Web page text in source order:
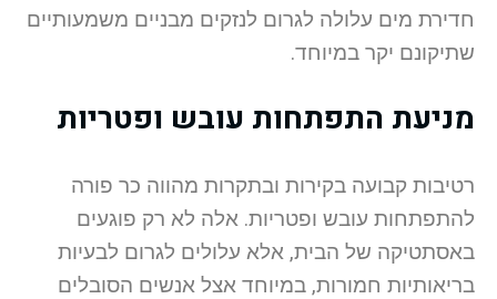
חדירת מים עלולה לגרום לנזקים מבניים משמעותיים
שתיקונם יקר במיוחד.
מניעת התפתחות עובש ופטריות
רטיבות קבועה בקירות ובתקרות מהווה כר פורה
להתפתחות עובש ופטריות. אלה לא רק פוגעים
באסתטיקה של הבית, אלא עלולים לגרום לבעיות
בריאותיות חמורות, במיוחד אצל אנשים הסובלים